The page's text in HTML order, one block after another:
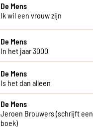
De Mens
Ik wil een vrouw zijn
De Mens
In het jaar 3000
De Mens
Is het dan alleen
De Mens
Jeroen Brouwers (schrijft een
boek)